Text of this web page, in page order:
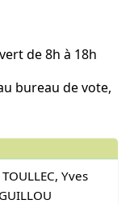
de 8h à 18h
bureau de vote,
Yves